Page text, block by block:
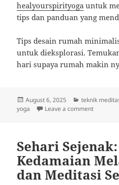
healyourspirityoga untuk
tips dan panduan yang
Tips desain rumah
untuk dieksplorasi.
hari supaya rumah makin
Posted
on
August 6, 2025 Categories
teknik
yoga
Leave a commenton
Sehari
Kedamaian
dan Meditasi